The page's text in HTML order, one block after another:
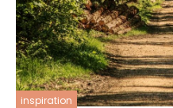
inspiration